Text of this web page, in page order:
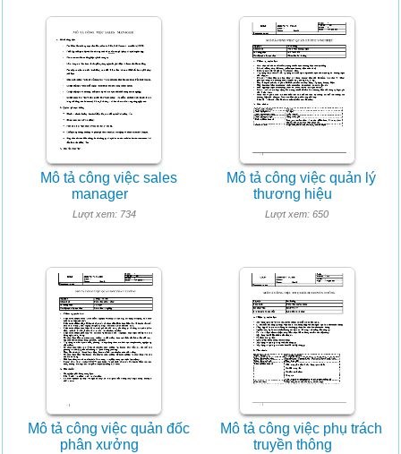
Mô tả công việc sales
manager
Lượt xem: 734
Mô tả công việc quản lý
thương hiệu
Lượt xem: 650
Mô tả công việc quản đốc
phân xưởng
Mô tả công việc phụ trách
truyền thông